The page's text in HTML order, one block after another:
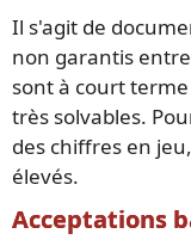
Il s'agit de
non garantis
sont à court
très solvables.
des chiffres en
élevés.
Acceptations